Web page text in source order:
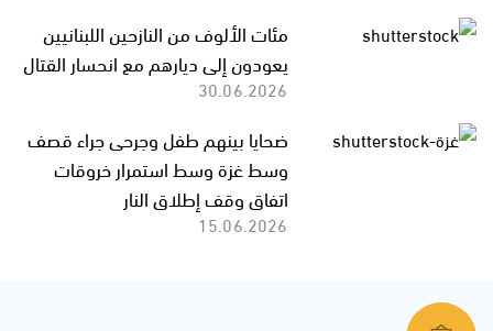
مئات الألوف من النازحين اللبنانيين
يعودون إلى ديارهم مع انحسار القتال
30.06.2026
ضحايا بينهم طفل وجرحى جراء قصف
وسط غزة وسط استمرار خروقات
اتفاق وقف إطلاق النار
15.06.2026